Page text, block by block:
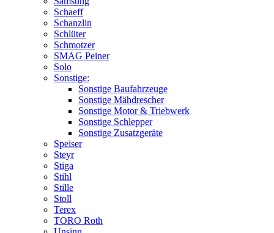
Schaeff
Schanzlin
Schlüter
Schmotzer
SMAG Peiner
Solo
Sonstige:
Sonstige Baufahrzeuge
Sonstige Mähdrescher
Sonstige Motor & Triebwerk
Sonstige Schlepper
Sonstige Zusatzgeräte
Speiser
Steyr
Stiga
Stihl
Stille
Stoll
Terex
TORO Roth